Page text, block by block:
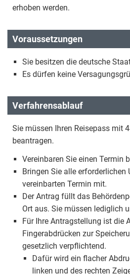
erhoben werden.
Voraussetzungen
Sie besitzen die deutsche
Es dürfen keine
Verfahrensablauf
Sie müssen Ihren Reisepass mit
beantragen.
Vereinbaren Sie einen Termin
Bringen Sie alle erforderlichen
vereinbarten Termin mit.
Der Antrag füllt das
Ort aus. Sie müssen lediglich
Für Ihre Antragstellung ist die
Fingerabdrücken zur
gesetzlich verpflichtend.
Dafür wird ein flacher
linken und des rechten